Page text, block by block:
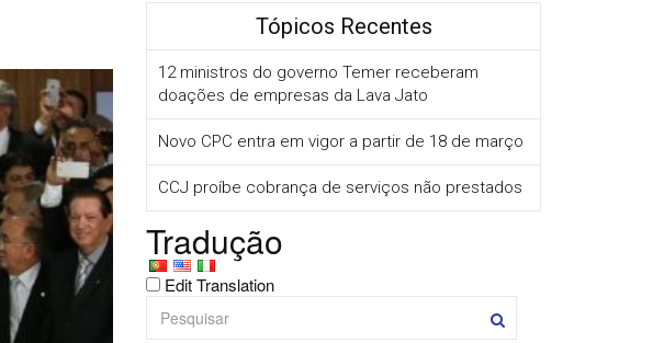
Tópicos Recentes
12 ministros do governo Temer receberam
doações de empresas da Lava Jato
Novo CPC entra em vigor a partir de 18 de março
CCJ proíbe cobrança de serviços não prestados
Tradução
Edit Translation